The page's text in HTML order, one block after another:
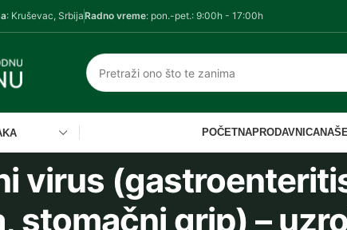
: Kruševac, SrbijaRadno vreme: pon.-pet.: 9:00h - 17:00h
POČETNAPRODAVNICA
virus
stomačni grip) –